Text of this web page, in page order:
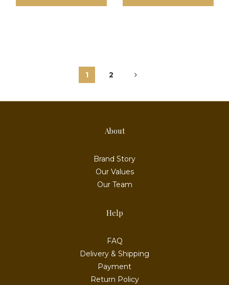
1 2
About
Brand Story
Our Values
Our Team
Help
FAQ
Delivery & Shipping
Payment
Return Policy